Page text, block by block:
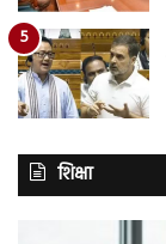
शिक्षा